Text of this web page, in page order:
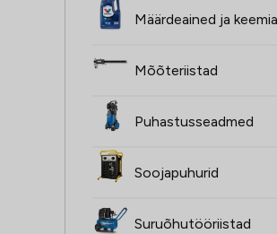
Määrdeained ja keemia
Mõõteriistad
Puhastusseadmed
Soojapuhurid
Suruõhutööriistad